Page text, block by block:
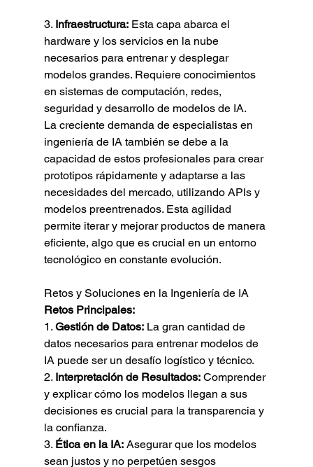
3. Infraestructura: Esta capa abarca el
hardware y los servicios en la nube
necesarios para entrenar y desplegar
modelos grandes. Requiere conocimientos
en sistemas de computación, redes,
seguridad y desarrollo de modelos de IA.
La creciente demanda de especialistas en
ingeniería de IA también se debe a la
capacidad de estos profesionales para crear
prototipos rápidamente y adaptarse a las
necesidades del mercado, utilizando APIs y
modelos preentrenados. Esta agilidad
permite iterar y mejorar productos de manera
eficiente, algo que es crucial en un entorno
tecnológico en constante evolución.
Retos y Soluciones en la Ingeniería de IA
Retos Principales:
1. Gestión de Datos: La gran cantidad de
datos necesarios para entrenar modelos de
IA puede ser un desafío logístico y técnico.
2. Interpretación de Resultados: Comprender
y explicar cómo los modelos llegan a sus
decisiones es crucial para la transparencia y
la confianza.
3. Ética en la IA: Asegurar que los modelos
sean justos y no perpetúen sesgos